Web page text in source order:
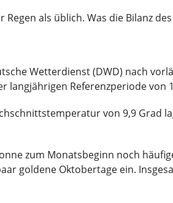
als üblich. Was die Bilanz
Wetterdienst (DWD) nach
Referenzperiode von
von 9,9 Grad
zum Monatsbeginn noch
goldene Oktobertage ein.